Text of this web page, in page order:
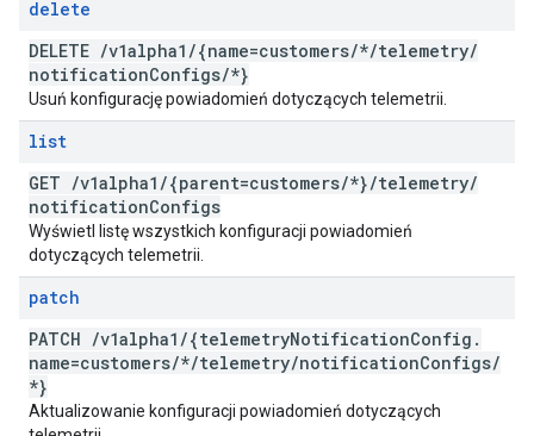
delete
DELETE /v1alpha1 /{name=customers/*/telemetry/
notificationConfigs/*}
Usuń konfigurację powiadomień dotyczących telemetrii.
list
GET /v1alpha1 /{parent=customers/*}/telemetry/
notificationConfigs
Wyświetl listę wszystkich konfiguracji powiadomień
dotyczących telemetrii.
patch
PATCH /v1alpha1 /{telemetryNotificationConfig .
name=customers/*/telemetry/notificationConfigs/
*}
Aktualizowanie konfiguracji powiadomień dotyczących